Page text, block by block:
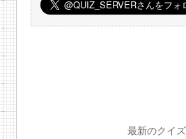
最新のクイズ